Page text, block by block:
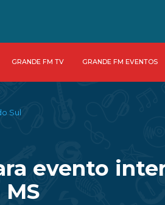
GRANDE FM TV GRANDE FM EVENTOS
Sul
evento